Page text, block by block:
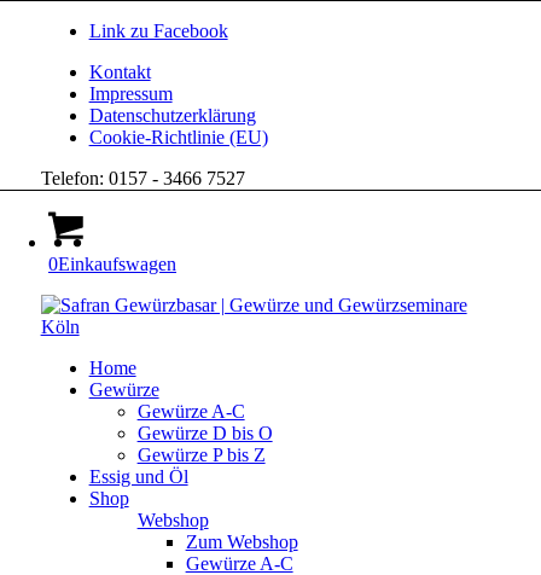
Link zu Facebook
Kontakt
Impressum
Datenschutzerklärung
Cookie-Richtlinie (EU)
Telefon: 0157 - 3466 7527
0Einkaufswagen
Home
Gewürze
Gewürze A-C
Gewürze D bis O
Gewürze P bis Z
Essig und Öl
Shop
Webshop
Zum Webshop
Gewürze A-C